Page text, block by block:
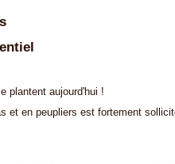
plantent aujourd'hui !
et en peupliers est fortement